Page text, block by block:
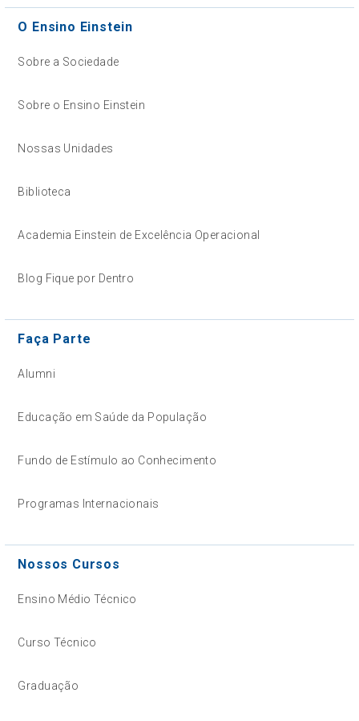
O Ensino Einstein
Sobre a Sociedade
Sobre o Ensino Einstein
Nossas Unidades
Biblioteca
Academia Einstein de Excelência Operacional
Blog Fique por Dentro
Faça Parte
Alumni
Educação em Saúde da População
Fundo de Estímulo ao Conhecimento
Programas Internacionais
Nossos Cursos
Ensino Médio Técnico
Curso Técnico
Graduação